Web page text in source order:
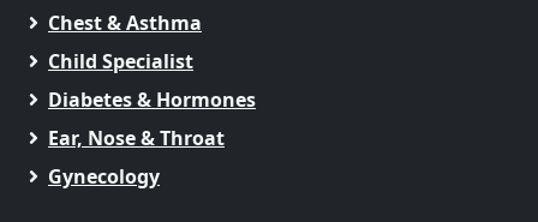
Chest & Asthma
Child Specialist
Diabetes & Hormones
Ear, Nose & Throat
Gynecology